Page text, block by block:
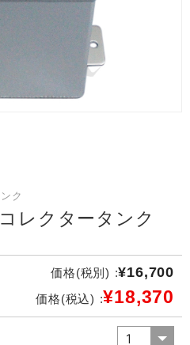
ク
レクタータンク
価格(税別) :¥16,700
価格(税込) :¥18,370